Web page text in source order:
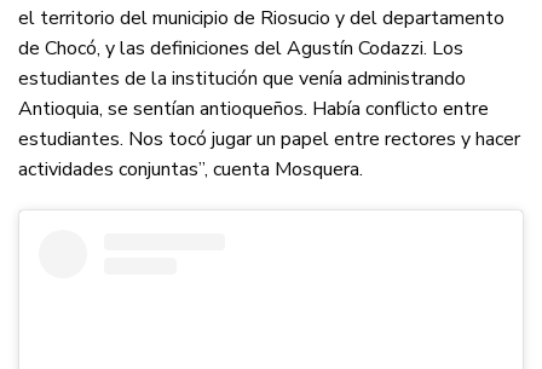
el territorio del municipio de Riosucio y del departamento
de Chocó, y las definiciones del Agustín Codazzi. Los
estudiantes de la institución que venía administrando
Antioquia, se sentían antioqueños. Había conflicto entre
estudiantes. Nos tocó jugar un papel entre rectores y hacer
actividades conjuntas”, cuenta Mosquera.